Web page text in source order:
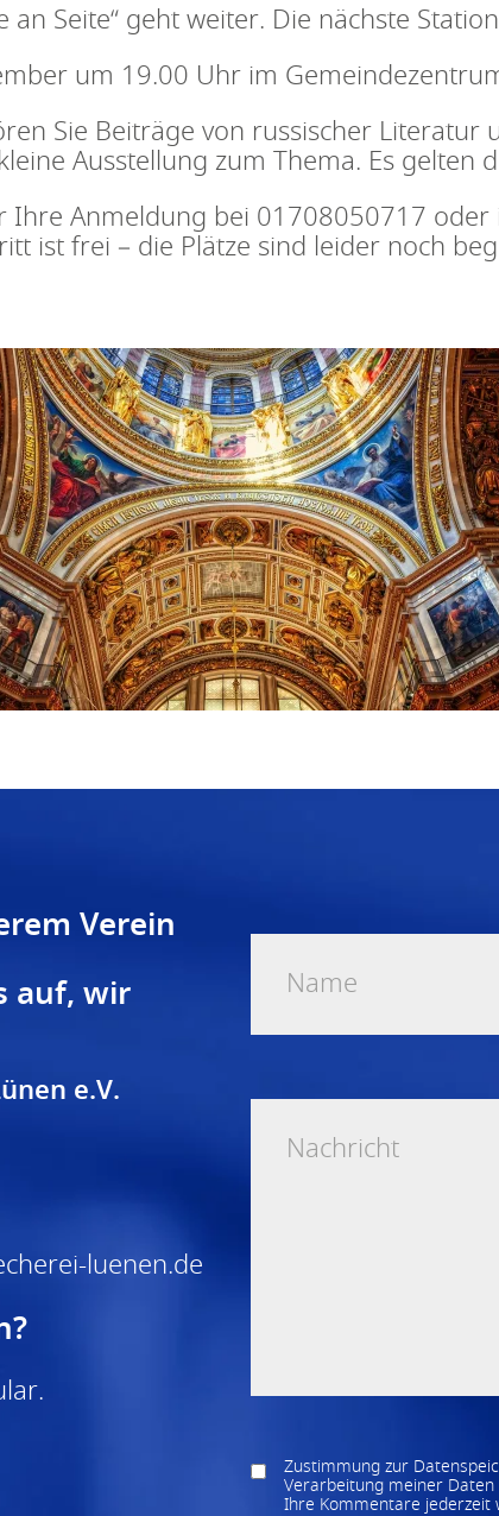
an Seite“ geht weiter. Die nächste
um 19.00 Uhr im
Sie Beiträge von russischer Literatur
Ausstellung zum Thema. Es gelten
Ihre Anmeldung bei 01708050717 oder
ist frei – die Plätze sind leider noch
Verein
auf, wir
e.V.
luenen.de
.
Zustimmung zur
Verarbeitung meiner
Ihre Kommentare jederzeit